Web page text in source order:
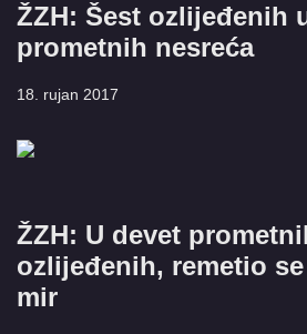
ŽZH: Šest ozlijeđenih
prometnih nesreća
18. rujan 2017
ŽZH: U devet
ozlijeđenih, remetio
mir